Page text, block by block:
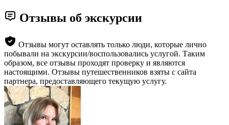
Отзывы об экскурсии
Отзывы могут оставлять только люди, которые лично
побывали на экскурсии/воспользовались услугой. Таким
образом, все отзывы проходят проверку и являются
настоящими. Отзывы путешественников взяты с сайта
партнера, предоставляющего текущую услугу.